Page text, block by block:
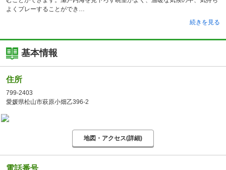
よくプレーすることができ
続きを見る
基本情報
住所
799-2403
愛媛県松山市萩原小畑乙396-2
地図・アクセス(詳細)